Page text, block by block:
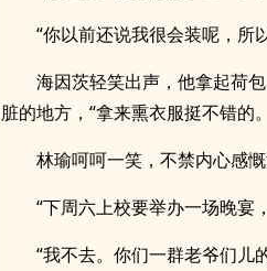
“你以前还说我很会装呢，所
海因茨轻笑出声，他拿起荷
脏的地方，“拿来熏衣服挺不错的
林瑜呵呵一笑，不禁内心感
“下周六上校要举办一场晚宴
“我不去。你们一群老爷们儿